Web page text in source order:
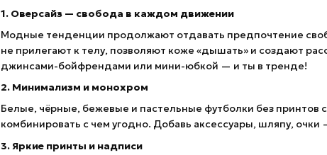
1. Оверсайз — свобода в каждом движении
Модные тенденции продолжают отдавать предпочтение
не прилегают к телу, позволяют коже «дышать» и создают
джинсами-бойфрендами или мини-юбкой — и ты в тренде!
2. Минимализм и монохром
Белые, чёрные, бежевые и пастельные футболки без принтов
комбинировать с чем угодно. Добавь аксессуары, шляпу,
3. Яркие принты и надписи